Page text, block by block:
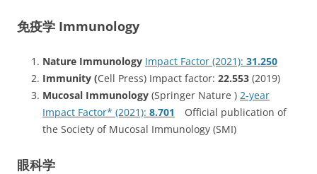
免疫学 Immunology
Nature Immunology Impact Factor (2021): 31.250
Immunity (Cell Press) Impact factor: 22.553 (2019)
Mucosal Immunology (Springer Nature ) 2-year
Impact Factor* (2021): 8.701
Official publication of
the Society of Mucosal Immunology (SMI)
眼科学